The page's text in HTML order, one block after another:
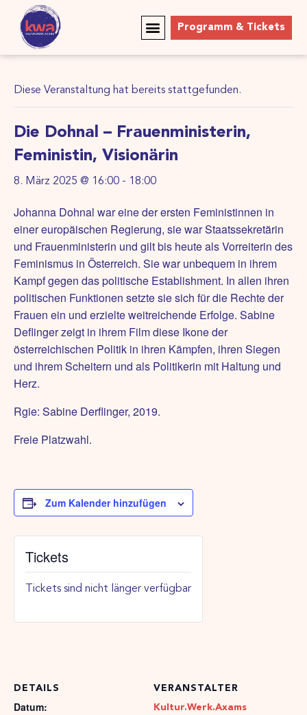
Programm & Tickets
Diese Veranstaltung hat bereits stattgefunden.
Die Dohnal – Frauenministerin,
Feministin, Visionärin
8. März 2025 @ 16:00 - 18:00
Johanna Dohnal war eine der ersten Feministinnen in
einer europäischen Regierung, sie war Staatssekretärin
und Frauenministerin und gilt bis heute als Vorreiterin des
Feminismus in Österreich. Sie war unbequem in ihrem
Kampf gegen das politische Establishment. In allen ihren
politischen Funktionen setzte sie sich für die Rechte der
Frauen ein und erzielte weitreichende Erfolge. Sabine
Deflinger zeigt in ihrem Film diese Ikone der
österreichischen Politik in ihren Kämpfen, ihren Siegen
und ihrem Scheitern und als Politikerin mit Haltung und
Herz.
Rgie: Sabine Derflinger, 2019.
Freie Platzwahl.
Zum Kalender hinzufügen
DETAILS
Datum:
VERANSTALTER
Kultur.Werk.Axams
Tickets
Tickets sind nicht länger verfügbar